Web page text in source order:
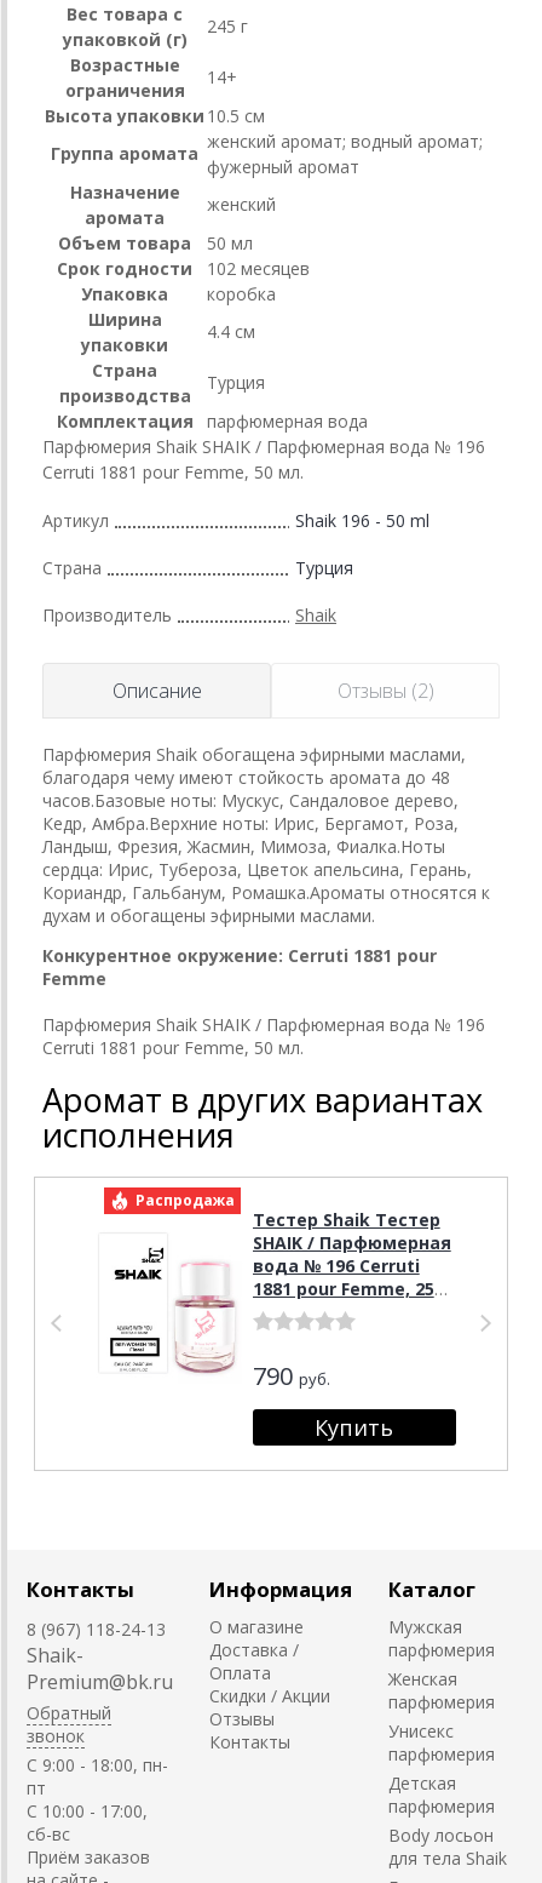
Вес товара с
упаковкой (г)
245 г
Возрастные
ограничения
14+
Высота упаковки 10.5 см
Группа аромата
женский аромат; водный аромат;
фужерный аромат
Назначение
аромата
женский
Объем товара
50 мл
Срок годности
102 месяцев
Упаковка
коробка
Ширина
упаковки
4.4 см
Страна
производства
Турция
Комплектация
парфюмерная вода
Парфюмерия Shaik SHAIK / Парфюмерная вода № 196
Cerruti 1881 pour Femme, 50 мл.
Артикул Shaik 196 - 50 ml
Страна Турция
Производитель Shaik
Описание Отзывы (2)
Парфюмерия Shaik обогащена эфирными маслами,
благодаря чему имеют стойкость аромата до 48
часов.Базовые ноты: Мускус, Сандаловое дерево,
Кедр, Амбра.Верхние ноты: Ирис, Бергамот, Роза,
Ландыш, Фрезия, Жасмин, Мимоза, Фиалка.Ноты
сердца: Ирис, Тубероза, Цветок апельсина, Герань,
Кориандр, Гальбанум, Ромашка.Ароматы относятся к
духам и обогащены эфирными маслами.
Конкурентное окружение: Cerruti 1881 pour
Femme
Парфюмерия Shaik SHAIK / Парфюмерная вода № 196
Cerruti 1881 pour Femme, 50 мл.
Аромат в других вариантах
исполнения
Распродажа
Тестер Shaik Тестер
SHAIK / Парфюмерная
вода № 196 Cerruti
1881 pour Femme, 25
мл.
790 руб.
Контакты
8 (967) 118-24-13
Shaik-
Premium@bk.ru
Обратный
звонок
C 9:00 - 18:00, пн-
пт
С 10:00 - 17:00,
сб-вс
Приём заказов
Информация
О магазине
Доставка /
Оплата
Скидки / Акции
Отзывы
Контакты
Каталог
Мужская
парфюмерия
Женская
парфюмерия
Унисекс
парфюмерия
Детская
парфюмерия
Body лосьон
для тела Shaik